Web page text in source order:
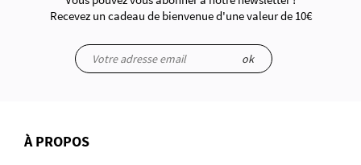
Recevez un cadeau de bienvenue d'une valeur de 10€
ok
À PROPOS